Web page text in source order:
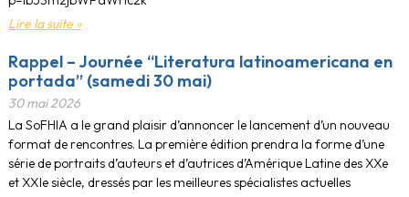
Lire la suite »
Rappel – Journée “Literatura latinoamericana en
portada” (samedi 30 mai)
30 mai 2026
La SoFHIA a le grand plaisir d’annoncer le lancement d’un nouveau
format de rencontres. La première édition prendra la forme d’une
série de portraits d’auteurs et d’autrices d’Amérique Latine des XXe
et XXIe siècle, dressés par les meilleures spécialistes actuelles